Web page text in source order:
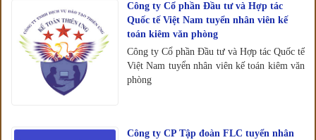
Công ty Cổ phần Đầu tư và Hợp tác
Quốc tế Việt Nam tuyển nhân viên kế
toán kiêm văn phòng
Công ty Cổ phần Đầu tư và Hợp tác Quốc tế
Việt Nam tuyển nhân viên kế toán kiêm văn
phòng
Công ty CP Tập đoàn FLC tuyển nhân